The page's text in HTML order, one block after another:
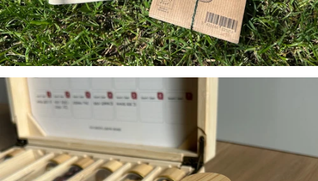
FEGGIES
PRO BOX